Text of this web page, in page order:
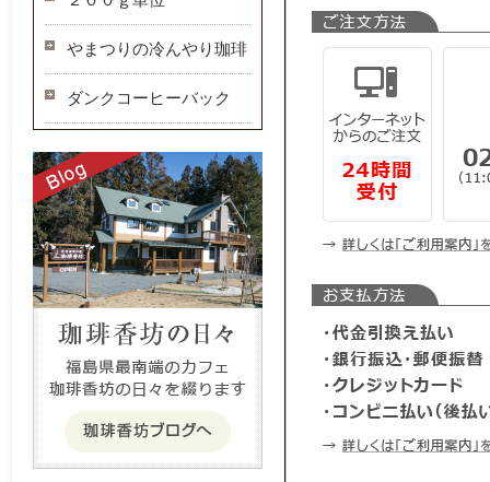
やまつりの冷んやり珈琲
ダンクコーヒーバック